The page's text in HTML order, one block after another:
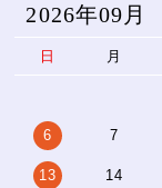
2026年09月
日 月
6 7
13 14